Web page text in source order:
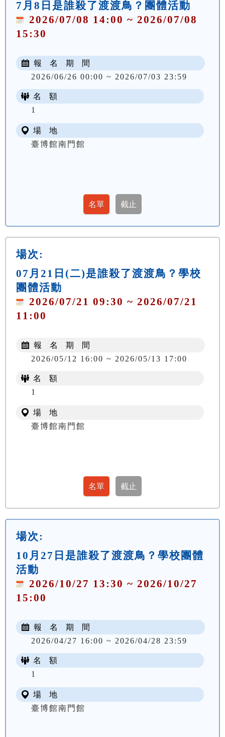
7月8日是誰殺了渡渡鳥？團體活動
2026/07/08 14:00 ~ 2026/07/08
15:30
報 名 期 間
2026/06/26 00:00 ~ 2026/07/03 23:59
名 額
1
場 地
臺博館南門館
場次:
07月21日(二)是誰殺了渡渡鳥？學校
團體活動
2026/07/21 09:30 ~ 2026/07/21
11:00
報 名 期 間
2026/05/12 16:00 ~ 2026/05/13 17:00
名 額
1
場 地
臺博館南門館
場次:
10月27日是誰殺了渡渡鳥？學校團體
活動
2026/10/27 13:30 ~ 2026/10/27
15:00
報 名 期 間
2026/04/27 16:00 ~ 2026/04/28 23:59
名 額
1
場 地
臺博館南門館